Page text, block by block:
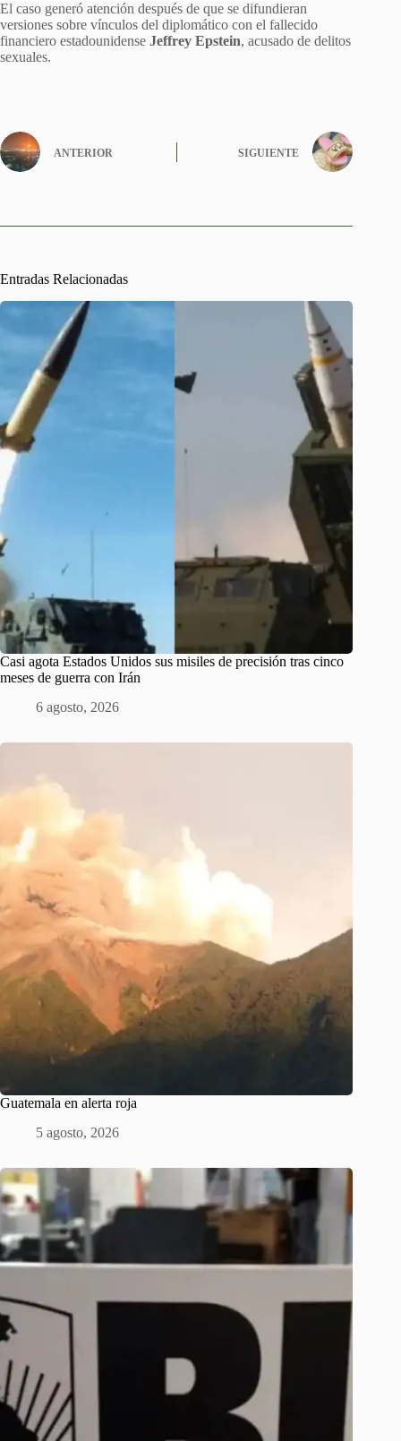
El caso generó atención después de que se difundieran
versiones sobre vínculos del diplomático con el fallecido
financiero estadounidense Jeffrey Epstein, acusado de delitos
sexuales.
ANTERIOR SIGUIENTE
Entradas Relacionadas
Casi agota Estados Unidos sus misiles de precisión tras cinco
meses de guerra con Irán
6 agosto, 2026
Guatemala en alerta roja
5 agosto, 2026